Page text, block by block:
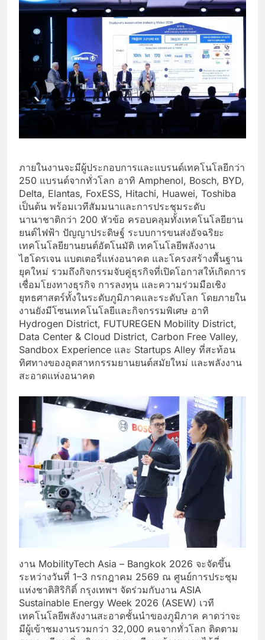
ภายในงานจะมีผู้ประกอบการและแบรนด์เทคโนโลยีกว่า
250 แบรนด์จากทั่วโลก อาทิ Amphenol, Bosch, BYD,
Delta, Elantas, FoxESS, Hitachi, Huawei, Toshiba
เป็นต้น พร้อมเวทีสัมมนาและการประชุมระดับ
นานาชาติกว่า 200 หัวข้อ ครอบคลุมทั้งเทคโนโลยียาน
ยนต์ไฟฟ้า ปัญญาประดิษฐ์ ระบบการขนส่งอัจฉริยะ
เทคโนโลยียานยนต์อัตโนมัติ เทคโนโลยีพลังงาน
ไฮโดรเจน แบตเตอรี่แห่งอนาคต และโครงสร้างพื้นฐาน
ยุคใหม่ รวมถึงกิจกรรมจับคู่ธุรกิจที่เปิดโอกาสให้เกิดการ
เชื่อมโยงทางธุรกิจ การลงทุน และความร่วมมือเชิง
ยุทธศาสตร์ทั้งในระดับภูมิภาคและระดับโลก โดยภายใน
งานยังมีโซนเทคโนโลยีและกิจกรรมพิเศษ อาทิ
Hydrogen District, FUTUREGEN Mobility District,
Data Center & Cloud District, Carbon Free Valley,
Sandbox Experience และ Startups Alley ที่สะท้อน
ทิศทางของอุตสาหกรรมยานยนต์สมัยใหม่ และพลังงาน
สะอาดแห่งอนาคต
งาน MobilityTech Asia – Bangkok 2026 จะจัดขึ้น
ระหว่างวันที่ 1–3 กรกฎาคม 2569 ณ ศูนย์การประชุม
แห่งชาติสิริกิติ์ กรุงเทพฯ จัดร่วมกับงาน ASIA
Sustainable Energy Week 2026 (ASEW) เวที
เทคโนโลยีพลังงานสะอาดชั้นนำของภูมิภาค คาดว่าจะ
มีผู้เข้าชมงานรวมกว่า 32,000 คนจากทั่วโลก ติดตาม